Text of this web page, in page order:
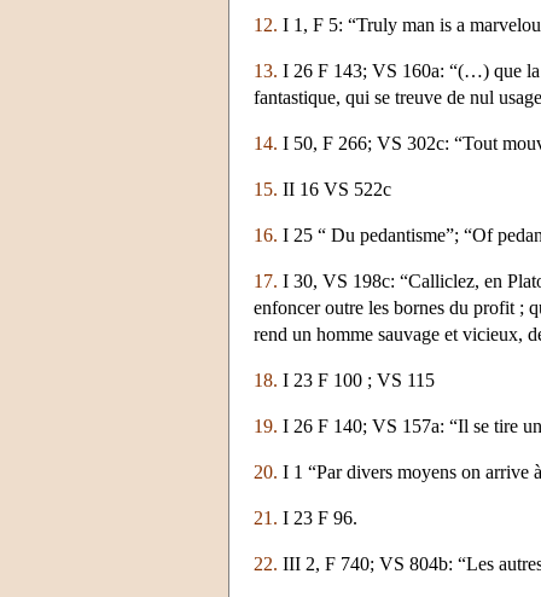
12. I 1, F 5: “Truly man is a
13. I 26 F 143; VS 160a: “(…) que la
fantastique, qui se treuve de nul
14. I 50, F 266; VS 302c: “Tout
15. II 16 VS 522c
16. I 25 “ Du pedantisme”; “Of
17. I 30, VS 198c: “Calliclez, en
enfoncer outre les bornes du profit ;
rend un homme sauvage et vicieux,
18. I 23 F 100 ; VS 115
19. I 26 F 140; VS 157a: “Il se tire
20. I 1 “Par divers moyens on arrive
21. I 23 F 96.
22. III 2, F 740; VS 804b: “Les